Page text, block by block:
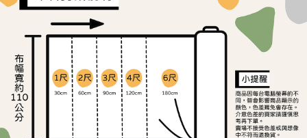
１．於結帳方式選擇「AFTEE先享後付」後，將跳轉至「AFTEE先享後付」
結帳頁面，進行簡訊認證並確認金額後，即可完成結帳。
２．訂單成立數日內，您將收到繳費通知簡訊。
３．收到繳費通知簡訊後14天內，點擊此簡訊中的連結，可透過四大超商／
ATM／網路銀行／等多元方式進行付款，方視為交易完成。
※ 請注意：結帳手續完成當下不需立刻繳費，但若您需要取消訂單，請聯絡
購買商品的店家。未經商家同意取消之訂單仍視為有效，需透過AFTEE先享
後付繳納相關費用。
※ 交易是否成功請以「AFTEE先享後付 」之結帳頁面顯示為準，若有關於
是否繳費成功／繳費後需取消欲退款等相關疑問，請聯繫「AFTEE先享後付
客戶支援中心」 https://netprotections.freshdesk.com/support/home
每筆NT$65，滿NT$1,500(含以上)免運費
宅配
每筆NT$150，滿NT$1,500(含以上)免運費
離島宅配
每筆NT$240